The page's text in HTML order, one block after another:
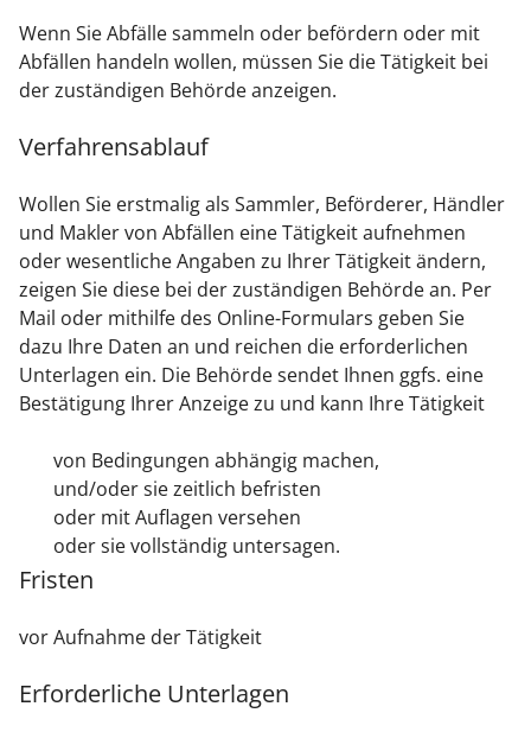
Wenn Sie Abfälle sammeln oder befördern oder mit
Abfällen handeln wollen, müssen Sie die Tätigkeit bei
der zuständigen Behörde anzeigen.
Verfahrensablauf
Wollen Sie erstmalig als Sammler, Beförderer, Händler
und Makler von Abfällen eine Tätigkeit aufnehmen
oder wesentliche Angaben zu Ihrer Tätigkeit ändern,
zeigen Sie diese bei der zuständigen Behörde an. Per
Mail oder mithilfe des Online-Formulars geben Sie
dazu Ihre Daten an und reichen die erforderlichen
Unterlagen ein. Die Behörde sendet Ihnen ggfs. eine
Bestätigung Ihrer Anzeige zu und kann Ihre Tätigkeit
von Bedingungen abhängig machen,
und/oder sie zeitlich befristen
oder mit Auflagen versehen
oder sie vollständig untersagen.
Fristen
vor Aufnahme der Tätigkeit
Erforderliche Unterlagen